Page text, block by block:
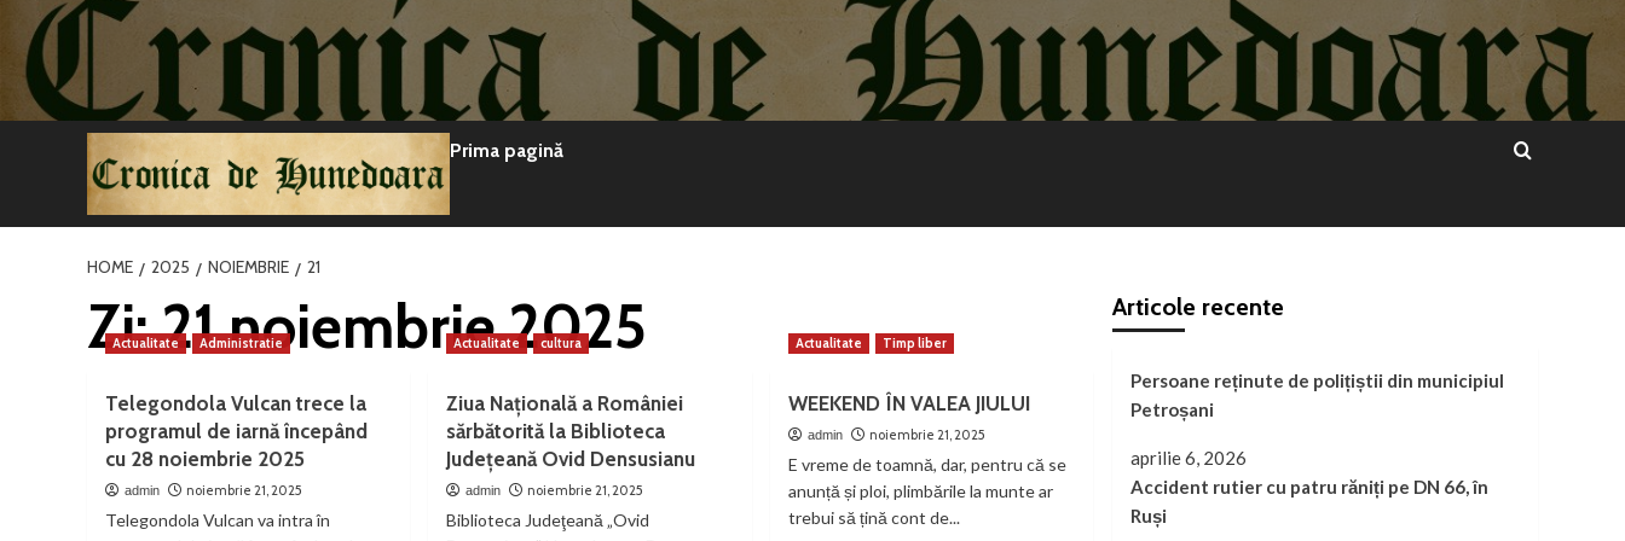
conținut
Prima pagină
HOME 2025 NOIEMBRIE 21
Zi:21 noiembrie 2025
Actualitate Administratie
Telegondola Vulcan trece la
programul de iarnă începând
cu 28 noiembrie 2025
admin noiembrie 21, 2025
Telegondola Vulcan va intra în
Actualitate cultura
Ziua Națională a României
sărbătorită la Biblioteca
Județeană Ovid Densusianu
admin noiembrie 21, 2025
Biblioteca Judeţeană „Ovid
Actualitate Timp liber
WEEKEND ÎN VALEA JIULUI
admin noiembrie 21, 2025
E vreme de toamnă, dar, pentru că se
anunță și ploi, plimbările la munte ar
trebui să țină cont de...
Articole recente
Persoane reținute de polițiștii din municipiul
Petroșani
aprilie 6, 2026
Accident rutier cu patru răniți pe DN 66, în
Ruși